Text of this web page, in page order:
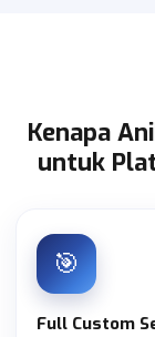
Kenapa
untuk
🎯
Full Custom